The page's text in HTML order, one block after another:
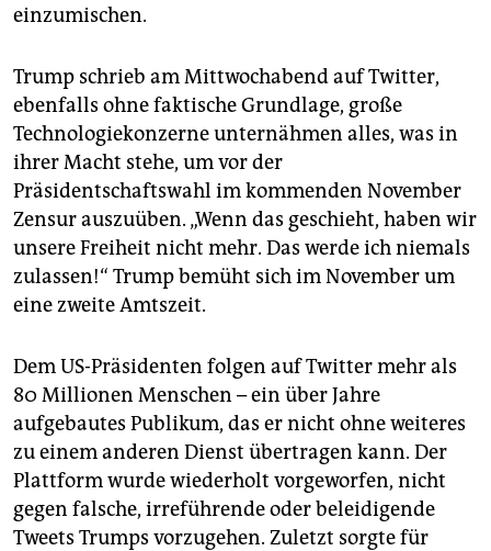
einzumischen.
Trump schrieb am Mittwochabend auf Twitter,
ebenfalls ohne faktische Grundlage, große
Technologiekonzerne unternähmen alles, was in
ihrer Macht stehe, um vor der
Präsidentschaftswahl im kommenden November
Zensur auszuüben. „Wenn das geschieht, haben wir
unsere Freiheit nicht mehr. Das werde ich niemals
zulassen!“ Trump bemüht sich im November um
eine zweite Amtszeit.
Dem US-Präsidenten folgen auf Twitter mehr als
80 Millionen Menschen – ein über Jahre
aufgebautes Publikum, das er nicht ohne weiteres
zu einem anderen Dienst übertragen kann. Der
Plattform wurde wiederholt vorgeworfen, nicht
gegen falsche, irreführende oder beleidigende
Tweets Trumps vorzugehen. Zuletzt sorgte für